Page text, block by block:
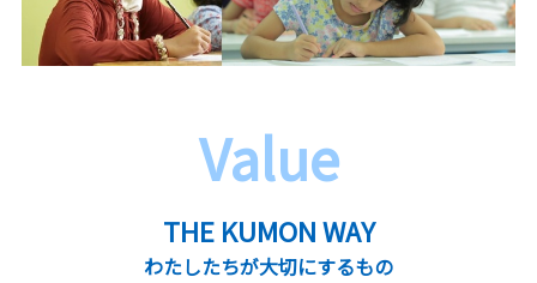
Value
THE KUMON WAY
わたしたちが大切にするもの